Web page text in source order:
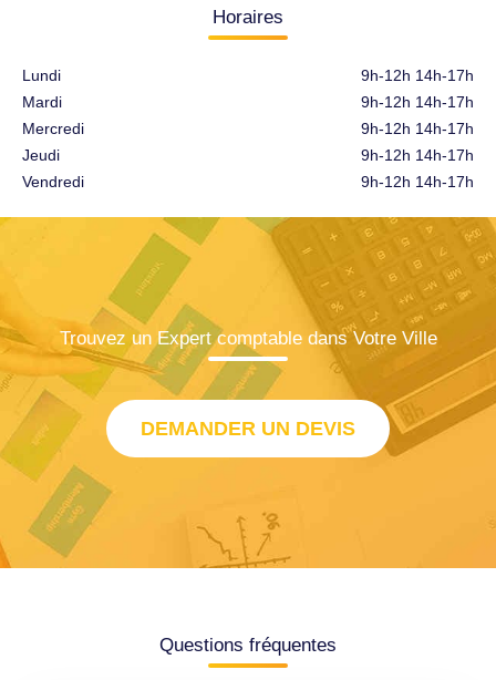
Horaires
Lundi
Mardi
Mercredi
Jeudi
Vendredi
9h-12h 14h-17h
9h-12h 14h-17h
9h-12h 14h-17h
9h-12h 14h-17h
9h-12h 14h-17h
Trouvez un Expert comptable dans Votre Ville
DEMANDER UN DEVIS
Questions fréquentes